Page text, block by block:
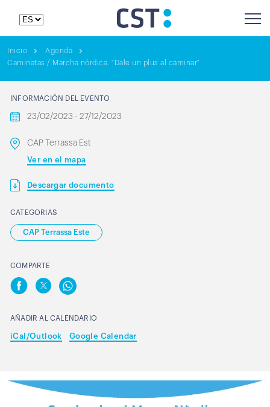
Inicio
Agenda
Caminatas / Marcha nórdica. "Dale un plus al caminar"
INFORMACIÓN DEL EVENTO
23/02/2023 - 27/12/2023
CAP Terrassa Est
Ver en el mapa
Descargar documento
CATEGORIAS
CAP Terrassa Este
COMPARTE
AÑADIR AL CALENDARIO
iCal/Outlook Google Calendar